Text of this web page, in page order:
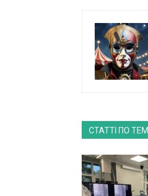
СТАТТІ ПО ТЕМІ